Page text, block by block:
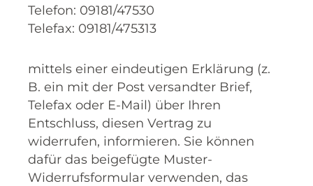
Telefon: 09181/47530
Telefax: 09181/475313
mittels einer eindeutigen Erklärung (z.
B. ein mit der Post versandter Brief,
Telefax oder E-Mail) über Ihren
Entschluss, diesen Vertrag zu
widerrufen, informieren. Sie können
dafür das beigefügte Muster-
Widerrufsformular verwenden, das